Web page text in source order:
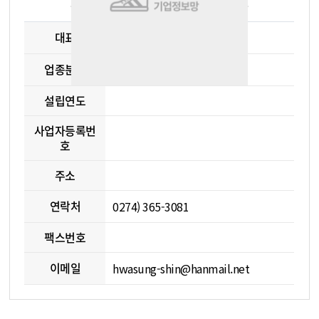
대표
업종분류
설립연도
사업자등록번
호
주소
연락처
0274) 365-3081
팩스번호
이메일
hwasung-shin@hanmail.net